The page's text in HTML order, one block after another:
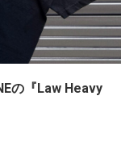
の『Law Heavy